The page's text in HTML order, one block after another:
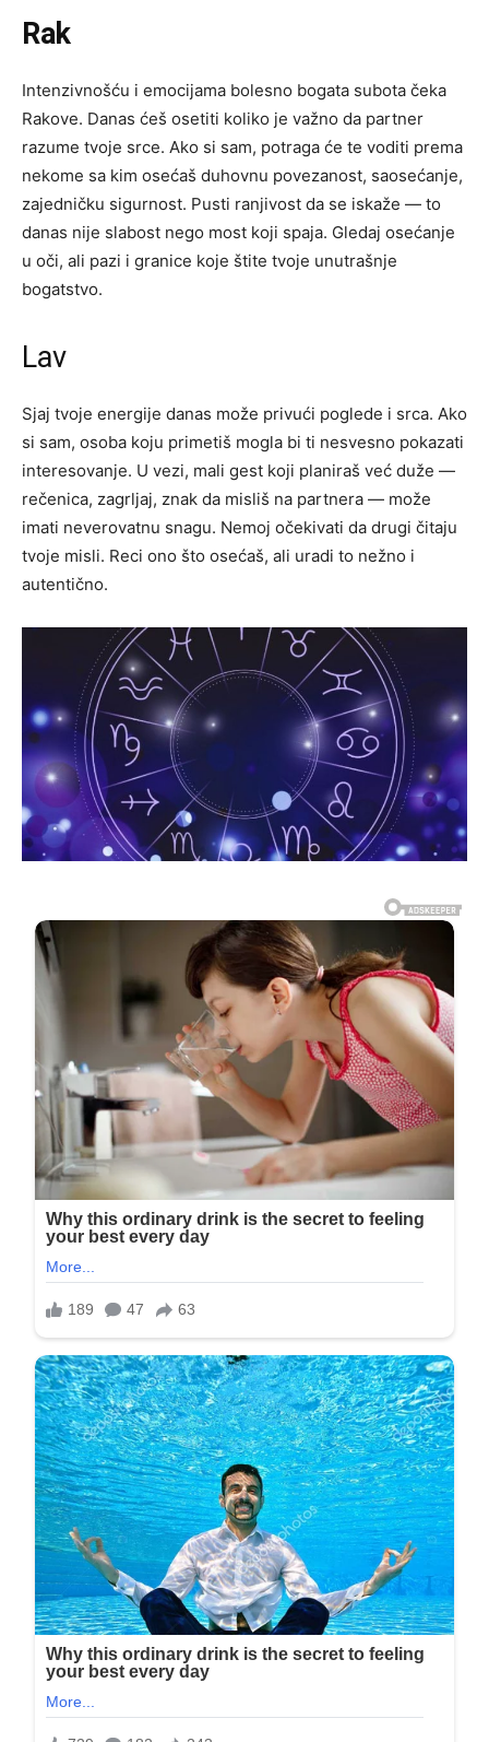
Rak
Intenzivnošću i emocijama bolesno bogata subota čeka
Rakove. Danas ćeš osetiti koliko je važno da partner
razume tvoje srce. Ako si sam, potraga će te voditi prema
nekome sa kim osećaš duhovnu povezanost, saosećanje,
zajedničku sigurnost. Pusti ranjivost da se iskaže — to
danas nije slabost nego most koji spaja. Gledaj osećanje
u oči, ali pazi i granice koje štite tvoje unutrašnje
bogatstvo.
Lav
Sjaj tvoje energije danas može privući poglede i srca. Ako
si sam, osoba koju primetiš mogla bi ti nesvesno pokazati
interesovanje. U vezi, mali gest koji planiraš već duže —
rečenica, zagrljaj, znak da misliš na partnera — može
imati neverovatnu snagu. Nemoj očekivati da drugi čitaju
tvoje misli. Reci ono što osećaš, ali uradi to nežno i
autentično.